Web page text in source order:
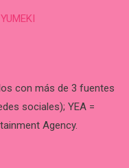
YUMEKI
con más de 3 fuentes
sociales); YEA =
Agency.